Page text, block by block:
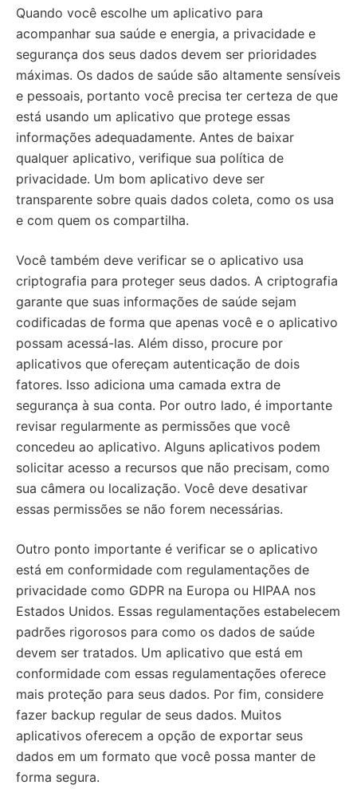
Quando você escolhe um aplicativo para
acompanhar sua saúde e energia, a privacidade e
segurança dos seus dados devem ser prioridades
máximas. Os dados de saúde são altamente sensíveis
e pessoais, portanto você precisa ter certeza de que
está usando um aplicativo que protege essas
informações adequadamente. Antes de baixar
qualquer aplicativo, verifique sua política de
privacidade. Um bom aplicativo deve ser
transparente sobre quais dados coleta, como os usa
e com quem os compartilha.
Você também deve verificar se o aplicativo usa
criptografia para proteger seus dados. A criptografia
garante que suas informações de saúde sejam
codificadas de forma que apenas você e o aplicativo
possam acessá-las. Além disso, procure por
aplicativos que ofereçam autenticação de dois
fatores. Isso adiciona uma camada extra de
segurança à sua conta. Por outro lado, é importante
revisar regularmente as permissões que você
concedeu ao aplicativo. Alguns aplicativos podem
solicitar acesso a recursos que não precisam, como
sua câmera ou localização. Você deve desativar
essas permissões se não forem necessárias.
Outro ponto importante é verificar se o aplicativo
está em conformidade com regulamentações de
privacidade como GDPR na Europa ou HIPAA nos
Estados Unidos. Essas regulamentações estabelecem
padrões rigorosos para como os dados de saúde
devem ser tratados. Um aplicativo que está em
conformidade com essas regulamentações oferece
mais proteção para seus dados. Por fim, considere
fazer backup regular de seus dados. Muitos
aplicativos oferecem a opção de exportar seus
dados em um formato que você possa manter de
forma segura.